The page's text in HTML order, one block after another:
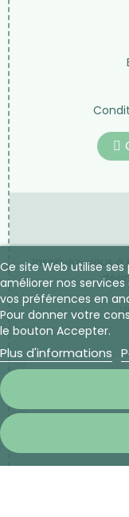
Ce site Web utilise
améliorer nos
vos préférences en
Pour donner votre
le bouton Accepter.
Plus d'informations
Inscrivez-vous à